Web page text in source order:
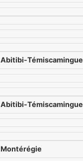
Abitibi-Témiscamingue
Abitibi-Témiscamingue
Montérégie